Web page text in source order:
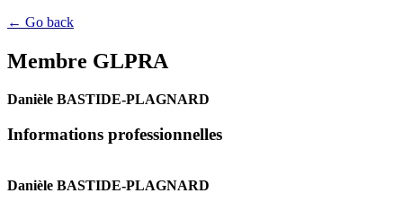
← Go back
Membre GLPRA
Danièle BASTIDE-PLAGNARD
Informations professionnelles
Danièle BASTIDE-PLAGNARD